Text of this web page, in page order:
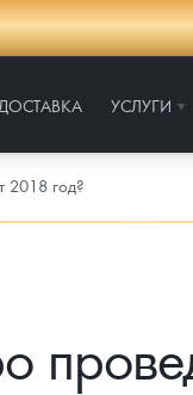
ДОСТАВКА УСЛУГИ
2018 год?